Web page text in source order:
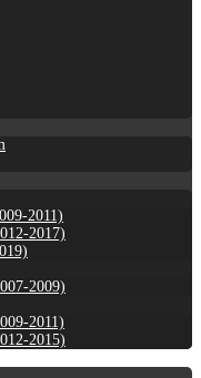
2011)
2017)
2009)
2011)
2015)